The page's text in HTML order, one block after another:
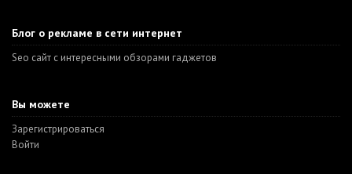
Блог о рекламе в сети интернет
Seo сайт с интересными обзорами гаджетов
Вы можете
Зарегистрироваться
Войти